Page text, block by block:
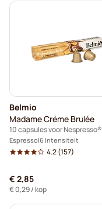
Belmio
Madame Créme Brulée
10 capsules voor Nespresso®
Espresso 6 Intensiteit
4.2(157)
€ 2,85
€ 0,29/ kop